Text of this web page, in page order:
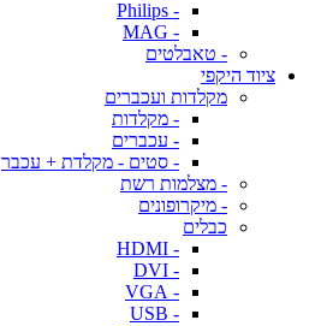
- Philips
- MAG
- טאבלטים
ציוד היקפי
מקלדות ועכברים
- מקלדות
- עכברים
- סטים - מקלדת + עכבר
- מצלמות רשת
- מיקרופונים
כבלים
- HDMI
- DVI
- VGA
- USB